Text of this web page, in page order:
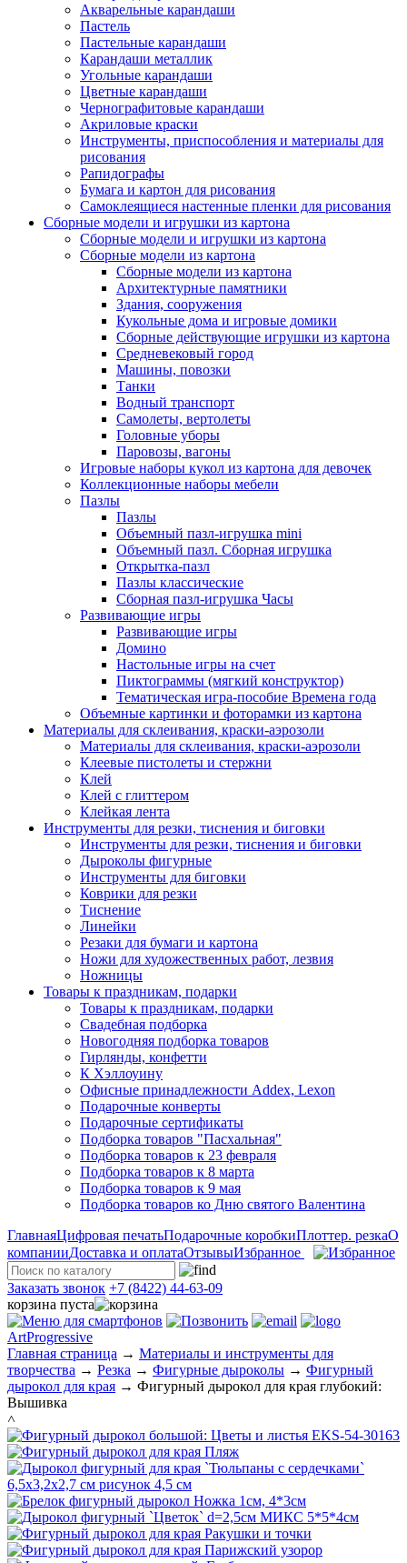
Акварельные карандаши
Пастель
Пастельные карандаши
Карандаши металлик
Угольные карандаши
Цветные карандаши
Чернографитовые карандаши
Акриловые краски
Инструменты, приспособления и материалы для
рисования
Рапидографы
Бумага и картон для рисования
Самоклеящиеся настенные пленки для рисования
Сборные модели и игрушки из картона
Сборные модели и игрушки из картона
Сборные модели из картона
Сборные модели из картона
Архитектурные памятники
Здания, сооружения
Кукольные дома и игровые домики
Сборные действующие игрушки из картона
Средневековый город
Машины, повозки
Танки
Водный транспорт
Самолеты, вертолеты
Головные уборы
Паровозы, вагоны
Игровые наборы кукол из картона для девочек
Коллекционные наборы мебели
Пазлы
Пазлы
Объемный пазл-игрушка mini
Объемный пазл. Сборная игрушка
Открытка-пазл
Пазлы классические
Сборная пазл-игрушка Часы
Развивающие игры
Развивающие игры
Домино
Настольные игры на счет
Пиктограммы (мягкий конструктор)
Тематическая игра-пособие Времена года
Объемные картинки и фоторамки из картона
Материалы для склеивания, краски-аэрозоли
Материалы для склеивания, краски-аэрозоли
Клеевые пистолеты и стержни
Клей
Клей с глиттером
Клейкая лента
Инструменты для резки, тиснения и биговки
Инструменты для резки, тиснения и биговки
Дыроколы фигурные
Инструменты для биговки
Коврики для резки
Тиснение
Линейки
Резаки для бумаги и картона
Ножи для художественных работ, лезвия
Ножницы
Товары к праздникам, подарки
Товары к праздникам, подарки
Свадебная подборка
Новогодняя подборка товаров
Гирлянды, конфетти
К Хэллоуину
Офисные принадлежности Addex, Lexon
Подарочные конверты
Подарочные сертификаты
Подборка товаров "Пасхальная"
Подборка товаров к 23 февраля
Подборка товаров к 8 марта
Подборка товаров к 9 мая
Подборка товаров ко Дню святого Валентина
ГлавнаяЦифровая печатьПодарочные коробкиПлоттер. резкаО
компанииДоставка и оплатаОтзывыИзбранное
Заказать звонок +7 (8422) 44-63-09
корзина пуста
ArtProgressive
Главная страница → Материалы и инструменты для
творчества → Резка → Фигурные дыроколы → Фигурный
дырокол для края → Фигурный дырокол для края глубокий:
Вышивка
˄